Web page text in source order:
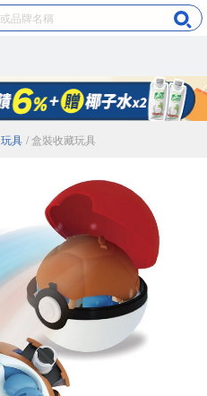
具 / 盒裝收藏玩具